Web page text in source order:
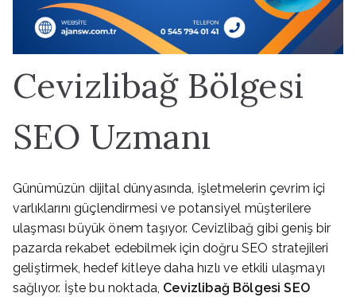
Cevizlibağ Bölgesi
SEO Uzmanı
Günümüzün dijital dünyasında, işletmelerin çevrim içi
varlıklarını güçlendirmesi ve potansiyel müşterilere
ulaşması büyük önem taşıyor. Cevizlibağ gibi geniş bir
pazarda rekabet edebilmek için doğru SEO stratejileri
geliştirmek, hedef kitleye daha hızlı ve etkili ulaşmayı
sağlıyor. İşte bu noktada, Cevizlibağ Bölgesi SEO